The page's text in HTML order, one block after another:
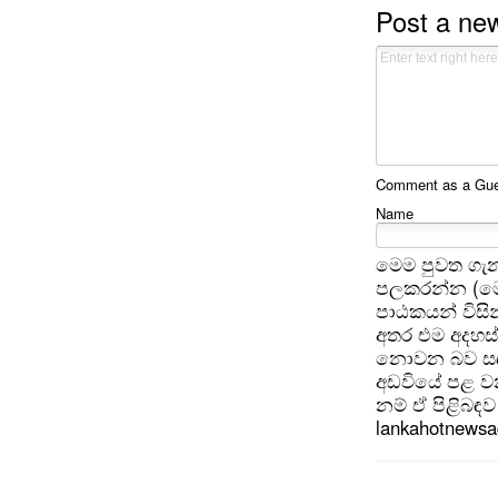
Post a
Comment as a
Name
මෙම පුවත
පලකරන්න
පාඨකයන්
අතර එම
නොවන බව
අඩවියේ පළ
නම් ඒ පිළිබඳව